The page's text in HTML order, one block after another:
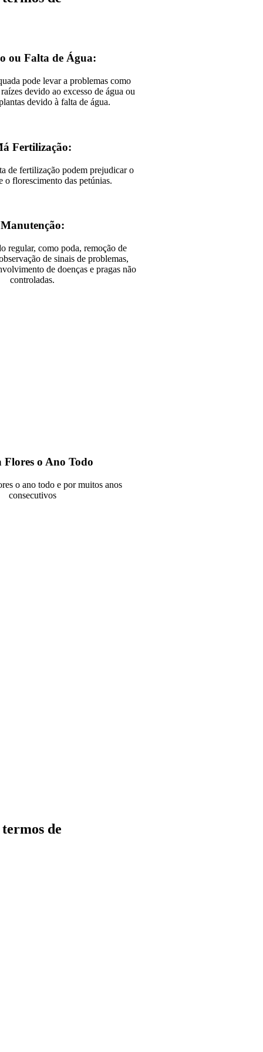
ou Falta de Água:
pode levar a problemas como
devido ao excesso de água ou
devido à falta de água.
Fertilização:
de fertilização podem prejudicar o
o florescimento das petúnias.
Manutenção:
regular, como poda, remoção de
de sinais de problemas,
de doenças e pragas não
controladas.
Flores o Ano Todo
o ano todo e por muitos anos
consecutivos
de